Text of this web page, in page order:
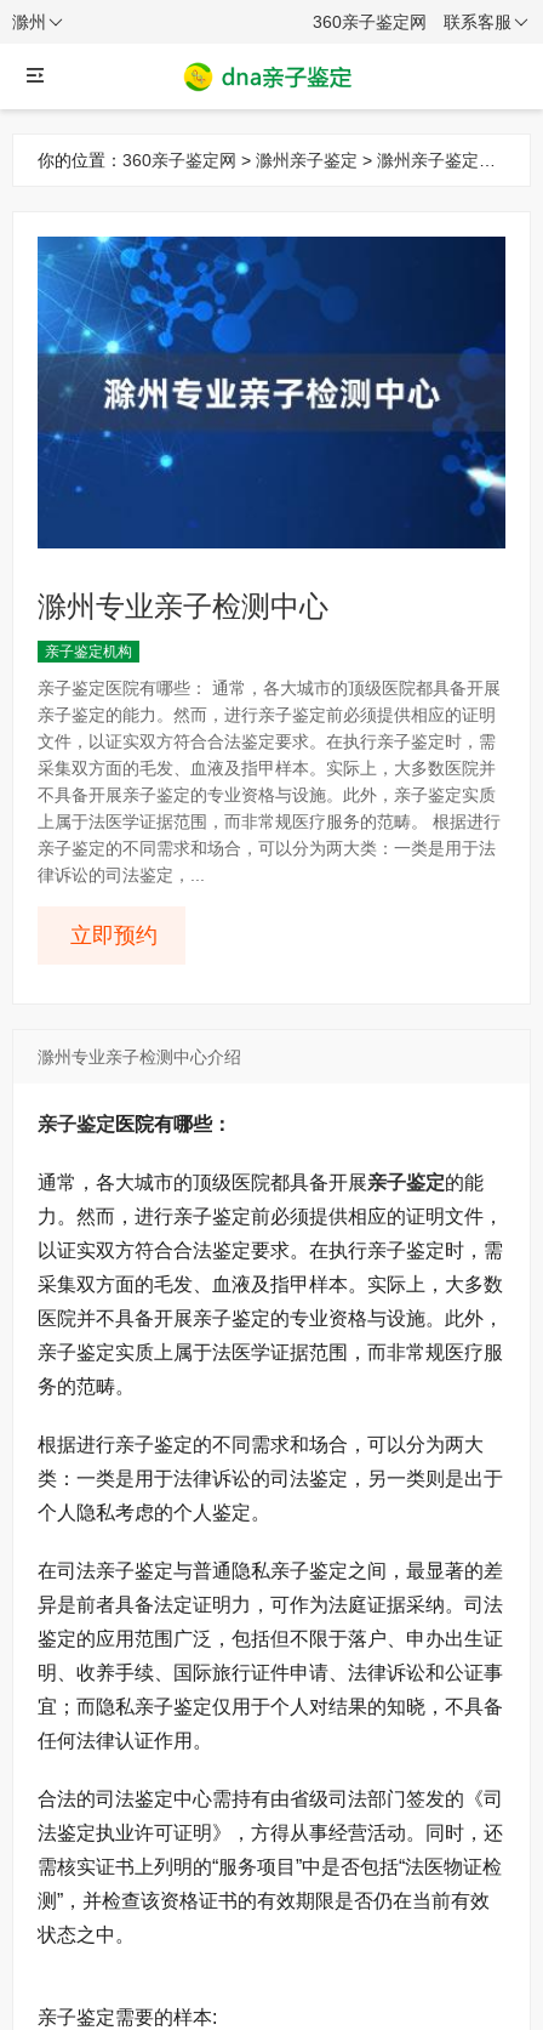
滁州 360亲子鉴定网 联系客服
你的位置： 360亲子鉴定网 > 滁州亲子鉴定 > 滁州亲子鉴定机
滁州专业亲子检测中心
亲子鉴定机构
亲子鉴定医院有哪些： 通常，各大城市的顶级医院都具备开展
亲子鉴定的能力。然而，进行亲子鉴定前必须提供相应的证明
文件，以证实双方符合合法鉴定要求。在执行亲子鉴定时，需
采集双方面的毛发、血液及指甲样本。实际上，大多数医院并
不具备开展亲子鉴定的专业资格与设施。此外，亲子鉴定实质
上属于法医学证据范围，而非常规医疗服务的范畴。 根据进行
亲子鉴定的不同需求和场合，可以分为两大类：一类是用于法
律诉讼的司法鉴定，...
立即预约
滁州专业亲子检测中心介绍
亲子鉴定 医院有哪些：
通常，各大城市的顶级医院都具备开展亲子鉴定的能
力。然而，进行亲子鉴定前必须提供相应的证明文件，
以证实双方符合合法鉴定要求。在执行亲子鉴定时，需
采集双方面的毛发、血液及指甲样本。实际上，大多数
医院并不具备开展亲子鉴定的专业资格与设施。此外，
亲子鉴定实质上属于法医学证据范围，而非常规医疗服
务的范畴。
根据进行亲子鉴定的不同需求和场合，可以分为两大
类：一类是用于法律诉讼的司法鉴定，另一类则是出于
个人隐私考虑的个人鉴定。
在司法亲子鉴定与普通隐私亲子鉴定之间，最显著的差
异是前者具备法定证明力，可作为法庭证据采纳。司法
鉴定的应用范围广泛，包括但不限于落户、申办出生证
明、收养手续、国际旅行证件申请、法律诉讼和公证事
宜；而隐私亲子鉴定仅用于个人对结果的知晓，不具备
任何法律认证作用。
合法的司法鉴定中心需持有由省级司法部门签发的《司
法鉴定执业许可证明》，方得从事经营活动。同时，还
需核实证书上列明的“服务项目”中是否包括“法医物证检
测”，并检查该资格证书的有效期限是否仍在当前有效
状态之中。
亲子鉴定需要的样本: